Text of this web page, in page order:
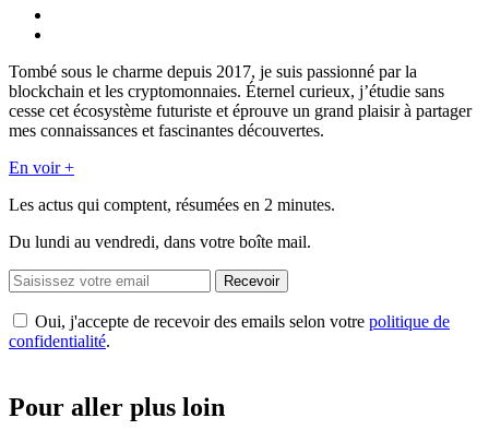
Tombé sous le charme depuis 2017, je suis passionné par la
blockchain et les cryptomonnaies. Éternel curieux, j’étudie sans
cesse cet écosystème futuriste et éprouve un grand plaisir à partager
mes connaissances et fascinantes découvertes.
En voir +
Les actus qui comptent, résumées en 2 minutes.
Du lundi au vendredi, dans votre boîte mail.
Recevoir
Oui, j'accepte de recevoir des emails selon votre politique de
confidentialité.
Pour aller plus loin